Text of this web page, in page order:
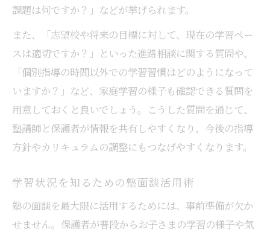
課題は何ですか？」などが挙げられます。
また、「志望校や将来の目標に対して、現在の学習ペー
スは適切ですか？」といった進路相談に関する質問や、
「個別指導の時間以外での学習習慣はどのようになって
いますか？」など、家庭学習の様子も確認できる質問を
用意しておくと良いでしょう。こうした質問を通じて、
塾講師と保護者が情報を共有しやすくなり、今後の指導
方針やカリキュラムの調整にもつなげやすくなります。
学習状況を知るための塾面談活用術
塾の面談を最大限に活用するためには、事前準備が欠か
せません。保護者が普段からお子さまの学習の様子や気